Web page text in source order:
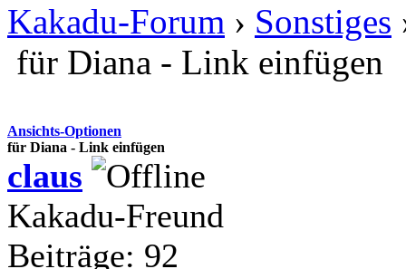
Kakadu-Forum › Sonstiges
für Diana - Link einfügen
Ansichts-Optionen
für Diana - Link einfügen
claus
Kakadu-Freund
Beiträge: 92